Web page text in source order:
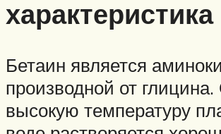
характеристика
Бетаин является
производной от
высокую температуру